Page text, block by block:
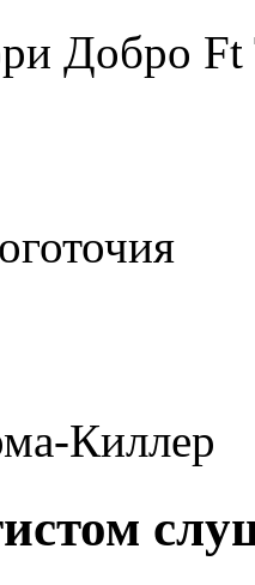
Добро
Киллер